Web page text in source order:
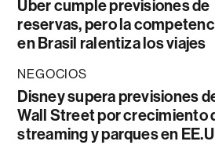
Uber cumple previsiones de
reservas, pero la
en Brasil ralentiza los viajes
NEGOCIOS
Disney supera previsiones
Wall Street por crecimiento
streaming y parques en